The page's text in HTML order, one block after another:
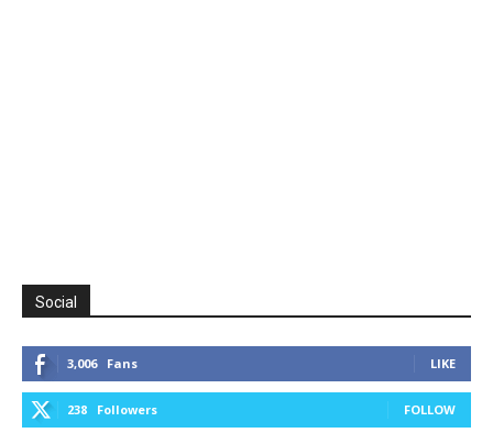
Social
3,006 Fans LIKE
238 Followers FOLLOW